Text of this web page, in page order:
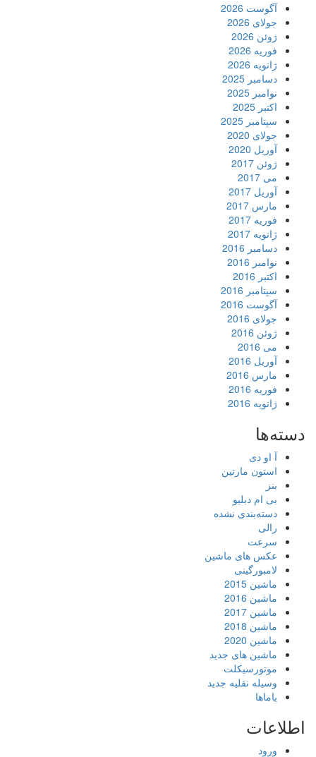
آگوست 2026
جولای 2026
ژوئن 2026
فوریه 2026
ژانویه 2026
دسامبر 2025
نوامبر 2025
اکتبر 2025
سپتامبر 2025
جولای 2020
آوریل 2020
ژوئن 2017
می 2017
آوریل 2017
مارس 2017
فوریه 2017
ژانویه 2017
دسامبر 2016
نوامبر 2016
اکتبر 2016
سپتامبر 2016
آگوست 2016
جولای 2016
ژوئن 2016
می 2016
آوریل 2016
مارس 2016
فوریه 2016
ژانویه 2016
دسته‌ها
آ او دی
استون مارتین
بنز
بی ام دبلیو
دسته‌بندی نشده
رالی
سرعت
عکس های ماشین
لامبورگینی
ماشین 2015
ماشین 2016
ماشین 2017
ماشین 2018
ماشین 2020
ماشین های جدید
موتورسیکلت
وسیله نقلیه جدید
یاماها
اطلاعات
ورود